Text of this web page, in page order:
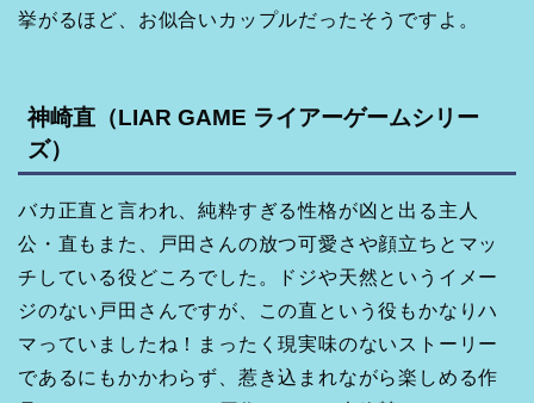
挙がるほど、お似合いカップルだったそうですよ。
神崎直（LIAR GAME ライアーゲームシリー
ズ）
バカ正直と言われ、純粋すぎる性格が凶と出る主人
公・直もまた、戸田さんの放つ可愛さや顔立ちとマッ
チしている役どころでした。ドジや天然というイメー
ジのない戸田さんですが、この直という役もかなりハ
マっていましたね！まったく現実味のないストーリー
であるにもかかわらず、惹き込まれながら楽しめる作